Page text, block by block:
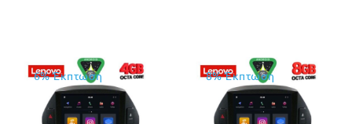
6% Έκπτωση 8% Έκπτωση